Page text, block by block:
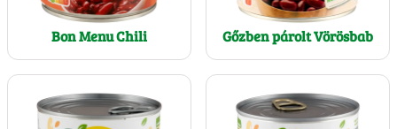
Bon Menu Chili Gőzben párolt Vörösbab